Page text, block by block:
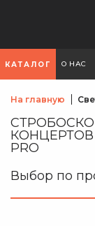
КАТАЛОГ О НАС
На главную
КОНЦЕРТОВ
PRO
Выбор по